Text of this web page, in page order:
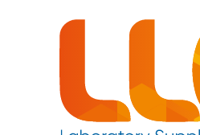
principale